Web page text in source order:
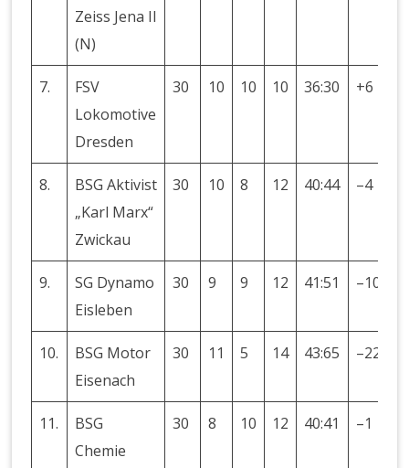
Zeiss Jena II
(N)
7.
FSV
Lokomotive
Dresden
30 10 10 10 36:30 +6
8.
BSG Aktivist
„Karl Marx“
Zwickau
30 10 8 12 40:44 –4
9.
SG Dynamo
Eisleben
30 9 9 12 41:51 –10
10.
BSG Motor
Eisenach
30 11 5 14 43:65 –22
11.
BSG
Chemie
30 8 10 12 40:41 –1